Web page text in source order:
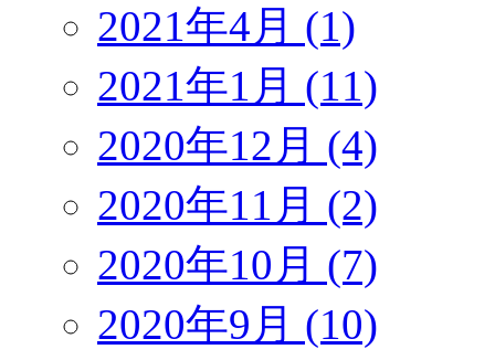
2021年4月 (1)
2021年1月 (11)
2020年12月 (4)
2020年11月 (2)
2020年10月 (7)
2020年9月 (10)